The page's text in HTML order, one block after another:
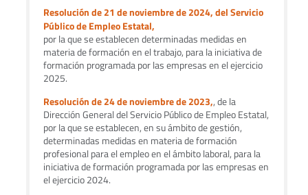
Resolución de 21 de noviembre de 2024, del Servicio
Público de Empleo Estatal,
por la que se establecen determinadas medidas en
materia de formación en el trabajo, para la iniciativa de
formación programada por las empresas en el ejercicio
2025.
Resolución de 24 de noviembre de 2023,, de la
Dirección General del Servicio Público de Empleo Estatal,
por la que se establecen, en su ámbito de gestión,
determinadas medidas en materia de formación
profesional para el empleo en el ámbito laboral, para la
iniciativa de formación programada por las empresas en
el ejercicio 2024.